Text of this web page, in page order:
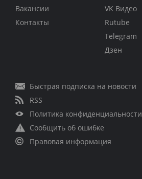
Вакансии
Контакты
VK Видео
Rutube
Telegram
Дзен
Быстрая подписка на новости
RSS
Политика конфиденциальности
Сообщить об ошибке
Правовая информация